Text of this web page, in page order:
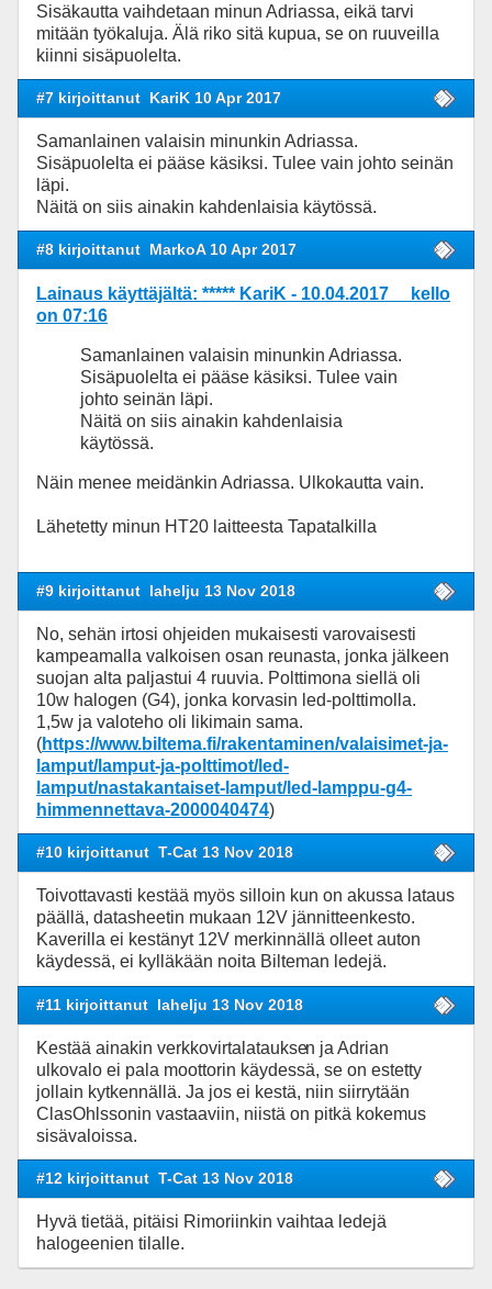
Sisäkautta vaihdetaan minun Adriassa, eikä tarvi
mitään työkaluja. Älä riko sitä kupua, se on ruuveilla
kiinni sisäpuolelta.
#7 kirjoittanut KariK 10 Apr 2017
Samanlainen valaisin minunkin Adriassa.
Sisäpuolelta ei pääse käsiksi. Tulee vain johto seinän
läpi.
Näitä on siis ainakin kahdenlaisia käytössä.
#8 kirjoittanut MarkoA 10 Apr 2017
Lainaus käyttäjältä: ***** KariK - 10.04.2017 kello
on 07:16
Samanlainen valaisin minunkin Adriassa.
Sisäpuolelta ei pääse käsiksi. Tulee vain
johto seinän läpi.
Näitä on siis ainakin kahdenlaisia
käytössä.
Näin menee meidänkin Adriassa. Ulkokautta vain.
Lähetetty minun HT20 laitteesta Tapatalkilla
#9 kirjoittanut lahelju 13 Nov 2018
No, sehän irtosi ohjeiden mukaisesti varovaisesti
kampeamalla valkoisen osan reunasta, jonka jälkeen
suojan alta paljastui 4 ruuvia. Polttimona siellä oli
10w halogen (G4), jonka korvasin led-polttimolla.
1,5w ja valoteho oli likimain sama.
(https://www.biltema.fi/rakentaminen/valaisimet-ja-
lamput/lamput-ja-polttimot/led-
lamput/nastakantaiset-lamput/led-lamppu-g4-
himmennettava-2000040474)
#10 kirjoittanut T-Cat 13 Nov 2018
Toivottavasti kestää myös silloin kun on akussa lataus
päällä, datasheetin mukaan 12V jännitteenkesto.
Kaverilla ei kestänyt 12V merkinnällä olleet auton
käydessä, ei kylläkään noita Bilteman ledejä.
#11 kirjoittanut lahelju 13 Nov 2018
Kestää ainakin verkkovirtalatauksen ja Adrian
ulkovalo ei pala moottorin käydessä, se on estetty
jollain kytkennällä. Ja jos ei kestä, niin siirrytään
ClasOhlssonin vastaaviin, niistä on pitkä kokemus
sisävaloissa.
#12 kirjoittanut T-Cat 13 Nov 2018
Hyvä tietää, pitäisi Rimoriinkin vaihtaa ledejä
halogeenien tilalle.